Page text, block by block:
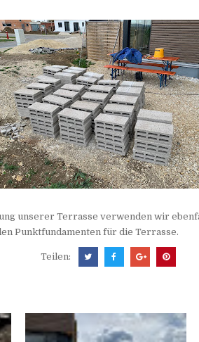
unserer Terrasse verwenden wir
Punktfundamenten für die Terrasse.
Teilen: